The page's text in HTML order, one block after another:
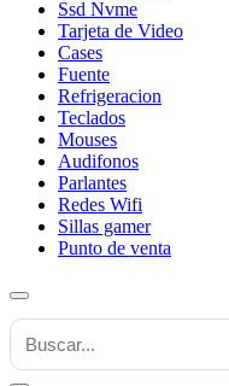
Ssd Nvme
Tarjeta de Video
Cases
Fuente
Refrigeracion
Teclados
Mouses
Audifonos
Parlantes
Redes Wifi
Sillas gamer
Punto de venta